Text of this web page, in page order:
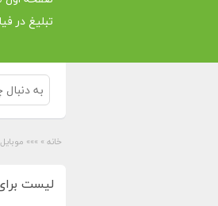
تبلیغ در
خانه »
»»»
لیست